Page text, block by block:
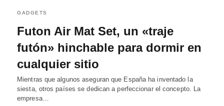
GADGETS
Futon Air Mat Set, un «traje
futón» hinchable para dormir en
cualquier sitio
Mientras que algunos aseguran que España ha inventado la
siesta, otros países se dedican a perfeccionar el concepto. La
empresa…